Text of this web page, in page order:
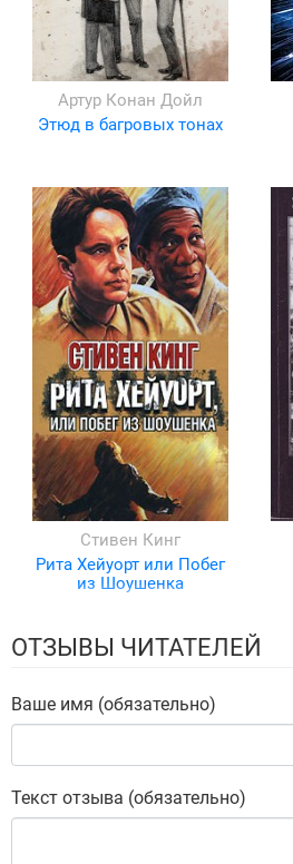
Артур Конан Дойл
Этюд в багровых тонах
Стивен Кинг
Рита Хейуорт или Побег
из Шоушенка
ОТЗЫВЫ ЧИТАТЕЛЕЙ
Ваше имя (обязательно)
Текст отзыва (обязательно)